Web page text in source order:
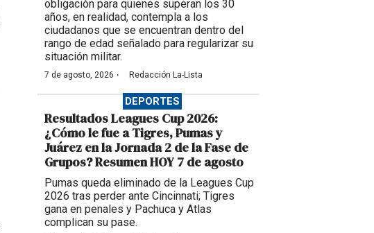
obligación para quienes superan los 30
años, en realidad, contempla a los
ciudadanos que se encuentran dentro del
rango de edad señalado para regularizar su
situación militar.
7 de agosto, 2026 · Redacción La-Lista
DEPORTES
Resultados Leagues Cup 2026:
¿Cómo le fue a Tigres, Pumas y
Juárez en la Jornada 2 de la Fase de
Grupos? Resumen HOY 7 de agosto
Pumas queda eliminado de la Leagues Cup
2026 tras perder ante Cincinnati; Tigres
gana en penales y Pachuca y Atlas
complican su pase.